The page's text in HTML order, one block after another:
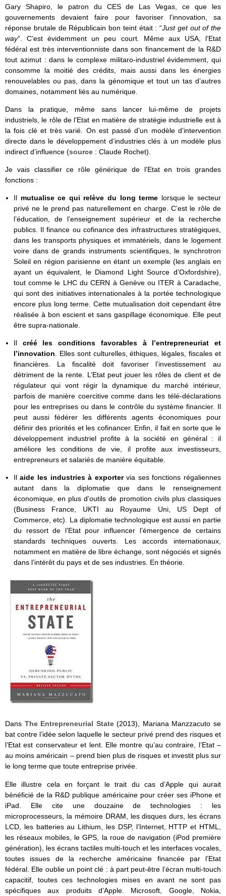
Gary Shapiro, le patron du CES de Las Vegas, ce que les
gouvernements devaient faire pour favoriser l’innovation, sa
réponse brutale de Républicain bon teint était : “Just get out of the
way”. C’est évidemment un peu court. Même aux USA, l’Etat
fédéral est très interventionniste dans son financement de la R&D
tout azimut : dans le complexe militaro-industriel évidemment, qui
consomme la moitié des crédits, mais aussi dans les énergies
renouvelables ou pas, dans la génomique et tout un tas d’autres
domaines, notamment liés au numérique.
Dans la pratique, même sans lancer lui-même de projets
industriels, le rôle de l’Etat en matière de stratégie industrielle est à
la fois clé et très varié. On est passé d’un modèle d’intervention
directe dans le développement d’industries clés à un modèle plus
indirect d’influence (source : Claude Rochet).
Je vais classifier ce rôle générique de l’Etat en trois grandes
fonctions :
Il mutualise ce qui relève du long terme lorsque le secteur
privé ne le prend pas naturellement en charge. C’est le rôle de
l’éducation, de l’enseignement supérieur et de la recherche
publics. Il finance ou cofinance des infrastructures stratégiques,
dans les transports physiques et immatériels, dans le logement
voire dans de grands instruments scientifiques, le synchrotron
Soleil en région parisienne en étant un exemple (les anglais en
ayant un équivalent, le Diamond Light Source d’Oxfordshire),
tout comme le LHC du CERN à Genève ou ITER à Caradache,
qui sont des initiatives internationales à la portée technologique
encore plus long terme. Cette mutualisation doit cependant être
réalisée à bon escient et sans gaspillage économique. Elle peut
être supra-nationale.
Il créé les conditions favorables à l’entrepreneuriat et
l’innovation. Elles sont culturelles, éthiques, légales, fiscales et
financières. La fiscalité doit favoriser l’investissement au
détriment de la rente. L’Etat peut jouer les rôles de client et de
régulateur qui vont régir la dynamique du marché intérieur,
parfois de manière coercitive comme dans les télé-déclarations
pour les entreprises ou dans le contrôle du système financier. Il
peut aussi fédérer les différents agents économiques pour
définir des priorités et les cofinancer. Enfin, il fait en sorte que le
développement industriel profite à la société en général : il
améliore les conditions de vie, il profite aux investisseurs,
entrepreneurs et salariés de manière équitable.
Ilaide les industries à exportervia ses fonctions régaliennes
autant dans la diplomatie que dans le renseignement
économique, en plus d’outils de promotion civils plus classiques
(Business France, UKTI au Royaume Uni, US Dept of
Commerce, etc). La diplomatie technologique est aussi en partie
du ressort de l’Etat pour influencer l’émergence de certains
standards techniques ouverts. Les accords internationaux,
notamment en matière de libre échange, sont négociés et signés
dans l’intérêt du pays et de ses industries. En théorie.
Dans The Entrepreneurial State(2013), Mariana Manzzacuto se
bat contre l’idée selon laquelle le secteur privé prend des risques et
l’Etat est conservateur et lent. Elle montre qu’au contraire, l’Etat –
au moins américain – prend bien plus de risques et investit plus sur
le long terme que toute entreprise privée.
Elle illustre cela en forçant le trait du cas d’Apple qui aurait
bénéficié de la R&D publique américaine pour créer ses iPhone et
iPad. Elle cite une douzaine de technologies : les
microprocesseurs, la mémoire DRAM, les disques durs, les écrans
LCD, les batteries au Lithium, les DSP, l’Internet, HTTP et HTML,
les réseaux mobiles, le GPS, la roue de navigation (iPod première
génération), les écrans tactiles multi-touch et les interfaces vocales,
toutes issues de la recherche américaine financée par l’Etat
fédéral. Elle oublie un point clé : à part peut-être l’écran multi-touch
capacitif, toutes ces technologies mises en avant ne sont pas
spécifiques aux produits d’Apple. Microsoft, Google, Nokia,